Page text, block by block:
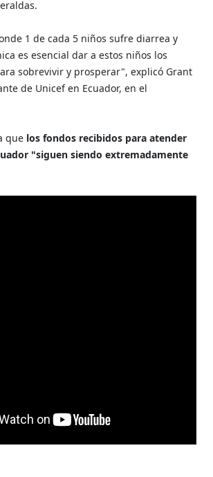
1 de cada 5 niños sufre diarrea y
es esencial dar a estos niños los
sobrevivir y prosperar", explicó Grant
de Unicef en Ecuador, en el
que los fondos recibidos para atender
"siguen siendo extremadamente